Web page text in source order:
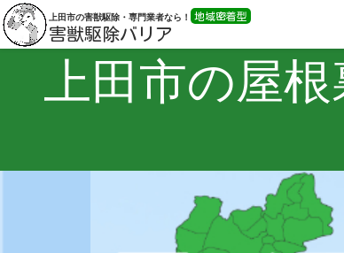
上田市の害獣駆除・専門業者なら！ 地域密着型
害獣駆除バリア
上田市の屋